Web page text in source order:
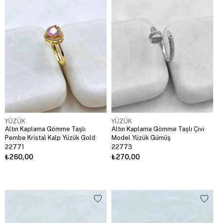
YÜZÜK
Altın Kaplama Gömme Taşlı
Pembe Kristal Kalp Yüzük Gold
22771
₺260,00
YÜZÜK
Altın Kaplama Gömme Taşlı Çivi
Model Yüzük Gümüş
22773
₺270,00